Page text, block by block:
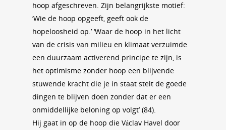
hoop afgeschreven. Zijn belangrijkste motief:
‘Wie de hoop opgeeft, geeft ook de
hopeloosheid op.’ ‘Waar de hoop in het licht
van de crisis van milieu en klimaat verzuimde
een duurzaam activerend principe te zijn, is
het optimisme zonder hoop een blijvende
stuwende kracht die je in staat stelt de goede
dingen te blijven doen zonder dat er een
onmiddellijke beloning op volgt’ (84).
Hij gaat in op de hoop die Václav Havel door